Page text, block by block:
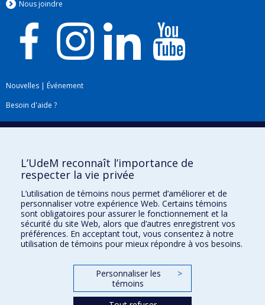
Nous joindre
Nouvelles | Événement
Besoin d'aide ?
Plan du site|Accessibilité
Téléchargez les logos de l'ESPUM
L’UdeM reconnaît l’importance de
respecter la vie privée
L’utilisation de témoins nous permet d’améliorer et de
personnaliser votre expérience Web. Certains témoins
sont obligatoires pour assurer le fonctionnement et la
sécurité du site Web, alors que d’autres enregistrent vos
préférences. En acceptant tout, vous consentez à notre
utilisation de témoins pour mieux répondre à vos besoins.
Personnaliser les
témoins
>